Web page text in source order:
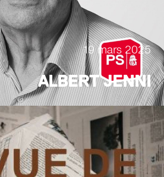
19 mars 2025
ALBERT JENNI